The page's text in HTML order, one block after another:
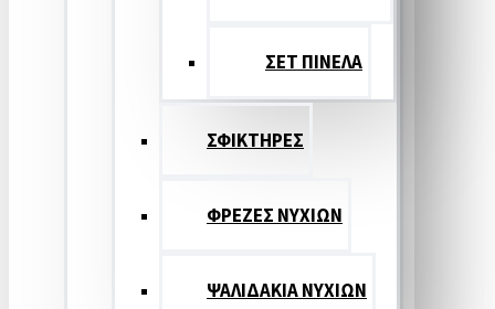
ΣΕΤ ΠΙΝΕΛA
ΣΦΙΚΤΗΡΕΣ
ΦΡΕΖΕΣ ΝΥΧΙΩΝ
ΨΑΛΙΔΑΚΙΑ ΝΥΧΙΩΝ